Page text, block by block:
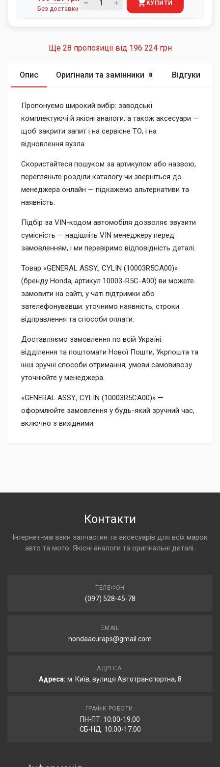
Без доставки
КУПИТИ
Ще 28 пропозиції від 196 224 грн
Опис Оригінали та замінники 8 Відгуки
Пропонуємо широкий вибір: заводські
комплектуючі й якісні аналоги, а також аксесуари —
щоб закрити запит і на сервісне ТО, і на
відновлення вузла.
Скористайтеся пошуком за артикулом або назвою,
перегляньте розділи каталогу чи зверніться до
менеджера онлайн — підкажемо альтернативи та
наявність.
Підбір за VIN-кодом автомобіля дозволяє звузити
сумісність — надішліть VIN менеджеру перед
замовленням, і ми перевіримо відповідність деталі.
Товар «GENERAL ASSY., CYLIN (10003R5CA00)»
(бренду Honda, артикул 10003-R5C-A00) ви можете
замовити на сайті, у чаті підтримки або
зателефонувавши: уточнимо наявність, строки
відправлення та способи оплати.
Доставляємо замовлення по всій Україні:
відділення та поштомати Нової Пошти, Укрпошта та
інші зручні способи отримання; умови самовивозу
уточнюйте у менеджера.
«GENERAL ASSY., CYLIN (10003R5CA00)» —
оформлюйте замовлення у будь-який зручний час,
включно з вихідними.
Контакти
Інтернет-магазин запчастин та аксесуарів для всіх марок
авто та мото. Якісні аналоги та оригінальні деталі.
ТЕЛЕФОН
(097) 528-45-78
EMAIL
hondaacuraps@gmail.com
АДРЕСА:
Адреса: м. Київ, вулиця Автотранспортна, 8
ГРАФІК РОБОТИ:
ПН-ПТ: 10:00-19:00
СБ-НД: 10:00-17:00